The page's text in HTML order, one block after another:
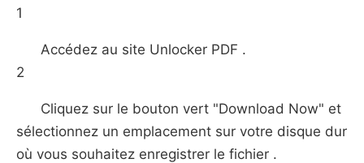
1
Accédez au site Unlocker PDF .
2
Cliquez sur le bouton vert "Download Now" et
sélectionnez un emplacement sur votre disque dur
où vous souhaitez enregistrer le fichier .